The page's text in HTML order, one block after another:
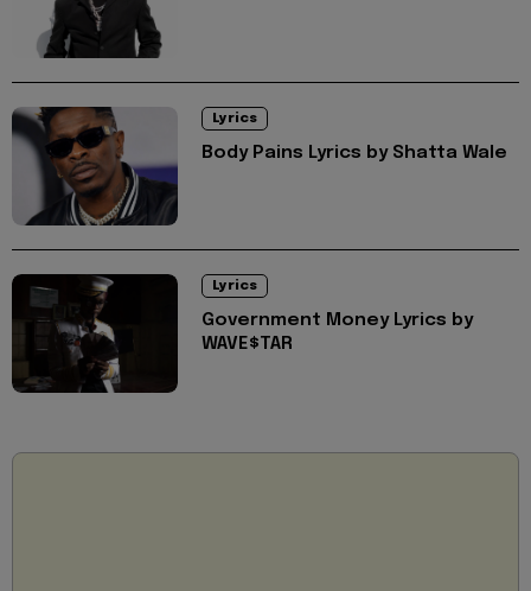
Lyrics
Body Pains Lyrics by Shatta Wale
Lyrics
Government Money Lyrics by
WAVE$TAR